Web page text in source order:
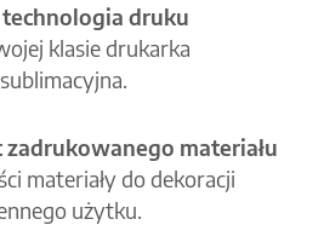
druku
klasie drukarka
materiału
materiały do dekoracji
użytku.